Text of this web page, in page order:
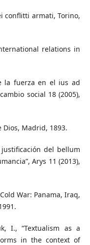
conflitti armati, Torino,
relations in
la fuerza en el ius ad
social 18 (2005),
Dios, Madrid, 1893.
justificación del bellum
Arys 11 (2013),
War: Panama, Iraq,
I., “Textualism as a
in the context of